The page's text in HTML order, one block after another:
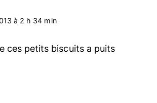
à 2 h 34 min
ces petits biscuits a puits